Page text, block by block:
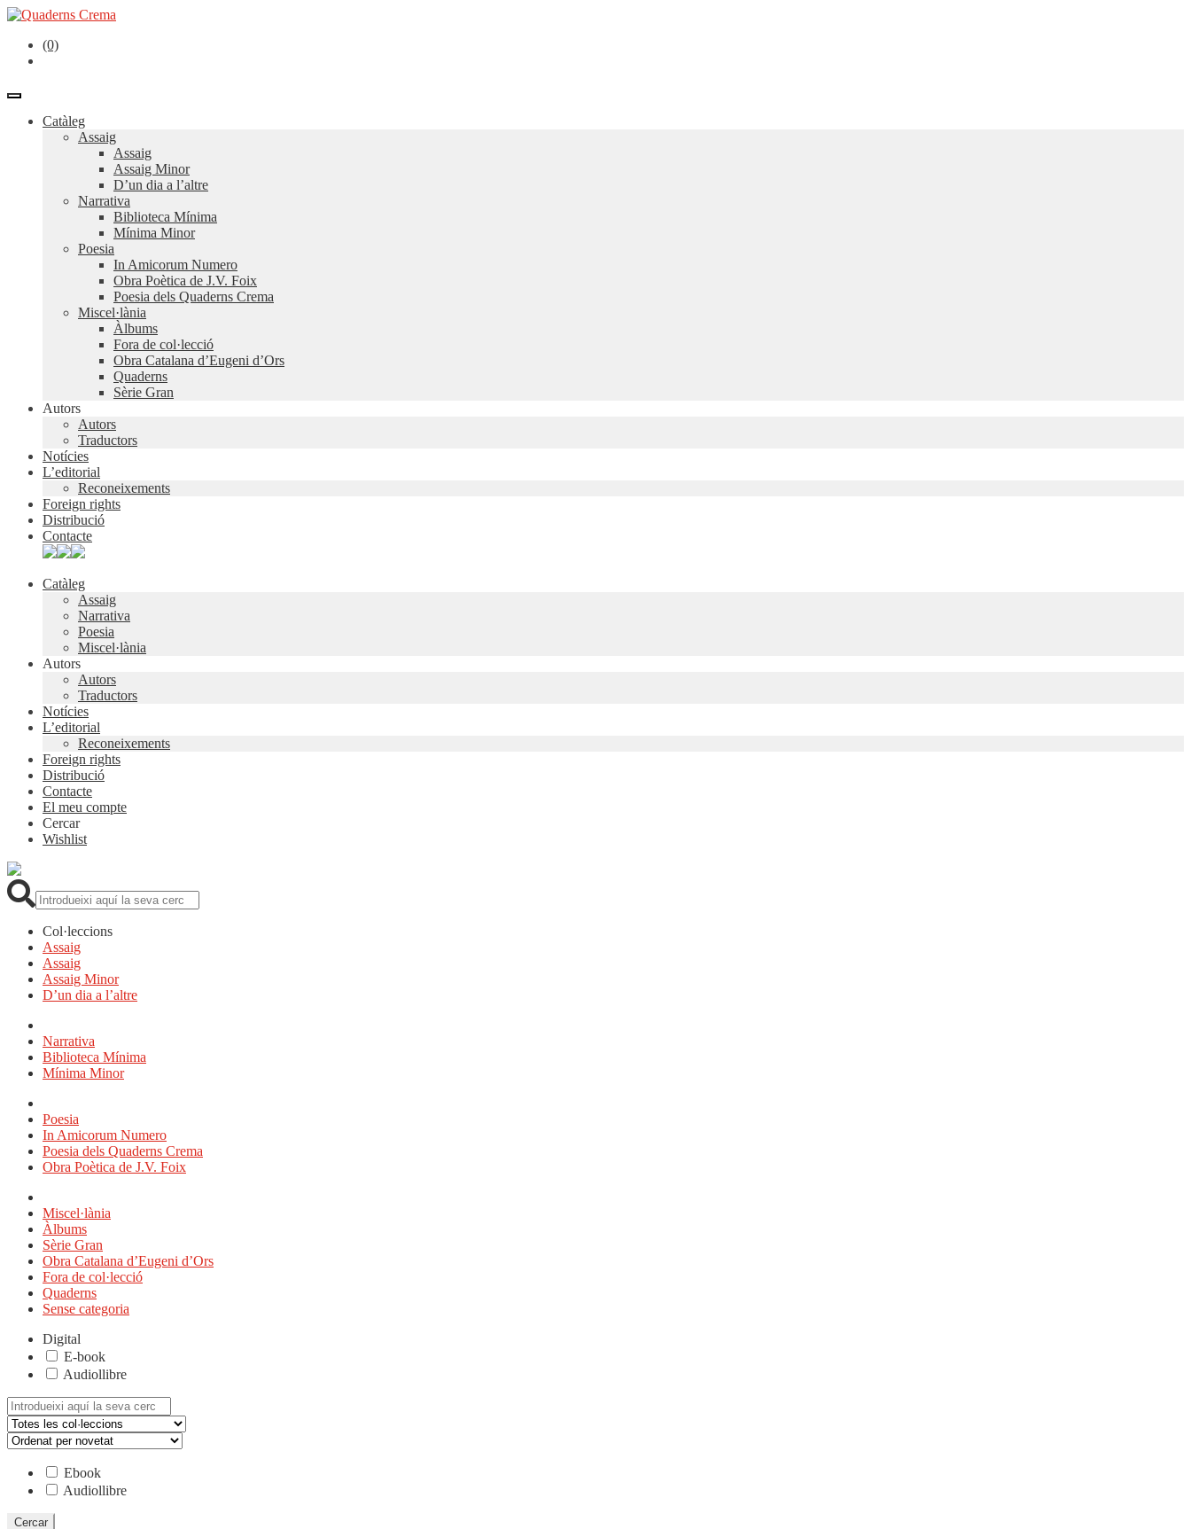
(0)
Catàleg
Assaig
Assaig
Assaig Minor
D’un dia a l’altre
Narrativa
Biblioteca Mínima
Mínima Minor
Poesia
In Amicorum Numero
Obra Poètica de J.V. Foix
Poesia dels Quaderns Crema
Miscel·lània
Àlbums
Fora de col·lecció
Obra Catalana d’Eugeni d’Ors
Quaderns
Sèrie Gran
Autors
Autors
Traductors
Notícies
L’editorial
Reconeixements
Foreign rights
Distribució
Contacte
Catàleg
Assaig
Narrativa
Poesia
Miscel·lània
Autors
Autors
Traductors
Notícies
L’editorial
Reconeixements
Foreign rights
Distribució
Contacte
El meu compte
Cercar
Wishlist
Col·leccions
Assaig
Assaig
Assaig Minor
D’un dia a l’altre
Narrativa
Biblioteca Mínima
Mínima Minor
Poesia
In Amicorum Numero
Poesia dels Quaderns Crema
Obra Poètica de J.V. Foix
Miscel·lània
Àlbums
Sèrie Gran
Obra Catalana d’Eugeni d’Ors
Fora de col·lecció
Quaderns
Sense categoria
Digital
E-book
Audiollibre
Cerca:
Ebook
Audiollibre